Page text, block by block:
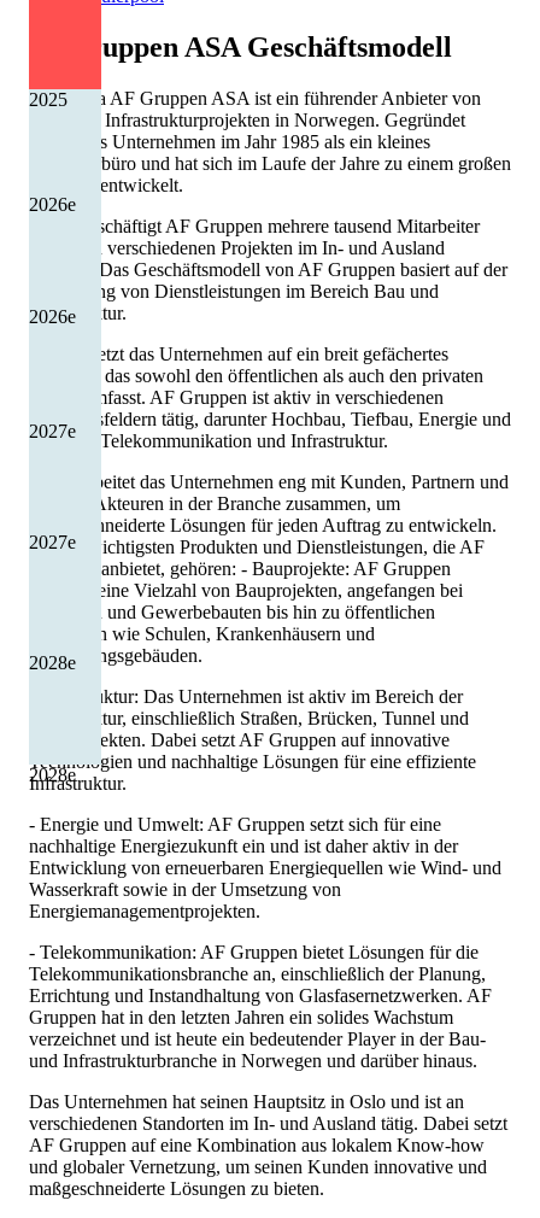
2026e
2027e
2028e
2025
2026e
2027e
2028e
Af Gruppen ASAGeschäftsmodell
Die Firma AF Gruppen ASA ist ein führender Anbieter von
Bau- und Infrastrukturprojekten in Norwegen. Gegründet
wurde das Unternehmen im Jahr 1985 als ein kleines
Ingenieurbüro und hat sich im Laufe der Jahre zu einem großen
Konzern entwickelt.
Heute beschäftigt AF Gruppen mehrere tausend Mitarbeiter
und ist an verschiedenen Projekten im In- und Ausland
beteiligt. Das Geschäftsmodell von AF Gruppen basiert auf der
Erbringung von Dienstleistungen im Bereich Bau und
Infrastruktur.
Hierbei setzt das Unternehmen auf ein breit gefächertes
Angebot, das sowohl den öffentlichen als auch den privaten
Sektor umfasst. AF Gruppen ist aktiv in verschiedenen
Geschäftsfeldern tätig, darunter Hochbau, Tiefbau, Energie und
Umwelt, Telekommunikation und Infrastruktur.
Dabei arbeitet das Unternehmen eng mit Kunden, Partnern und
anderen Akteuren in der Branche zusammen, um
maßgeschneiderte Lösungen für jeden Auftrag zu entwickeln.
Zu den wichtigsten Produkten und Dienstleistungen, die AF
Gruppen anbietet, gehören: - Bauprojekte: AF Gruppen
realisiert eine Vielzahl von Bauprojekten, angefangen bei
Wohnbau und Gewerbebauten bis hin zu öffentlichen
Gebäuden wie Schulen, Krankenhäusern und
Verwaltungsgebäuden.
- Infrastruktur: Das Unternehmen ist aktiv im Bereich der
Infrastruktur, einschließlich Straßen, Brücken, Tunnel und
Bahnprojekten. Dabei setzt AF Gruppen auf innovative
Technologien und nachhaltige Lösungen für eine effiziente
Infrastruktur.
- Energie und Umwelt: AF Gruppen setzt sich für eine
nachhaltige Energiezukunft ein und ist daher aktiv in der
Entwicklung von erneuerbaren Energiequellen wie Wind- und
Wasserkraft sowie in der Umsetzung von
Energiemanagementprojekten.
- Telekommunikation: AF Gruppen bietet Lösungen für die
Telekommunikationsbranche an, einschließlich der Planung,
Errichtung und Instandhaltung von Glasfasernetzwerken. AF
Gruppen hat in den letzten Jahren ein solides Wachstum
verzeichnet und ist heute ein bedeutender Player in der Bau-
und Infrastrukturbranche in Norwegen und darüber hinaus.
Das Unternehmen hat seinen Hauptsitz in Oslo und ist an
verschiedenen Standorten im In- und Ausland tätig. Dabei setzt
AF Gruppen auf eine Kombination aus lokalem Know-how
und globaler Vernetzung, um seinen Kunden innovative und
maßgeschneiderte Lösungen zu bieten.